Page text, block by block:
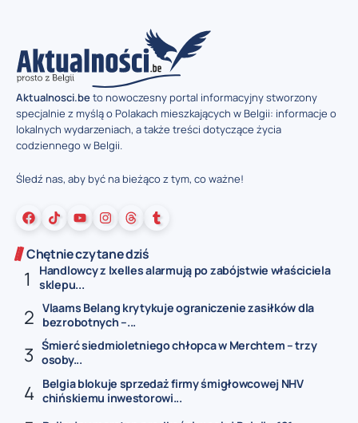
Aktualnosci.beto nowoczesny portal informacyjny stworzony
specjalnie z myślą o Polakach mieszkających w Belgii: informacje o
lokalnych wydarzeniach, a także treści dotyczące życia
codziennego w Belgii.
Śledź nas, aby być na bieżąco z tym, co ważne!
Chętnie czytane dziś
Handlowcy z Ixelles alarmują po zabójstwie właściciela
sklepu...
Vlaams Belang krytykuje ograniczenie zasiłków dla
bezrobotnych –...
Śmierć siedmioletniego chłopca w Merchtem – trzy
osoby...
Belgia blokuje sprzedaż firmy śmigłowcowej NHV
chińskiemu inwestorowi...